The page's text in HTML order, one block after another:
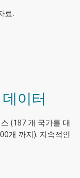
료.
데이터
(187 개 국가를 대
개 까지). 지속적인